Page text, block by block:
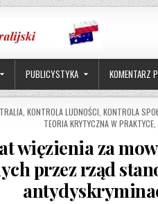
PUBLICYSTYKA KOMENTARZ
, KONTROLA LUDNOŚCI KONTROLA
TEORIA KRYTYCZNA W PRAKTYCE,
więzienia za
przez rząd